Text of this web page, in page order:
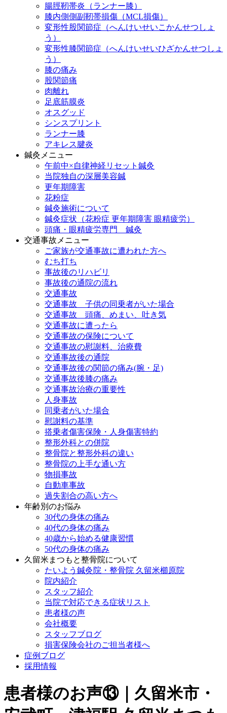
腸脛靭帯炎（ランナー膝）
膝内側側副靭帯損傷（MCL損傷）
変形性股関節症（へんけいせいこかんせつしょ
う）
変形性膝関節症（へんけいせいひざかんせつしょ
う）
膝の痛み
股関節痛
肉離れ
足底筋膜炎
オスグッド
シンスプリント
ランナー膝
アキレス腱炎
鍼灸メニュー
午前中×自律神経リセット鍼灸
当院独自の深層美容鍼
更年期障害
花粉症
鍼灸施術について
鍼灸症状（花粉症 更年期障害 眼精疲労）
頭痛・眼精疲労専門 鍼灸
交通事故メニュー
ご家族が交通事故に遭われた方へ
むち打ち
事故後のリハビリ
事故後の通院の流れ
交通事故
交通事故 子供の同乗者がいた場合
交通事故 頭痛、めまい、吐き気
交通事故に遭ったら
交通事故の保険について
交通事故の慰謝料、治療費
交通事故後の通院
交通事故後の関節の痛み(腕・足)
交通事故後膝の痛み
交通事故治療の重要性
人身事故
同乗者がいた場合
慰謝料の基準
搭乗者傷害保険・人身傷害特約
整形外科との併院
整骨院と整形外科の違い
整骨院の上手な通い方
物損事故
自動車事故
過失割合の高い方へ
年齢別のお悩み
30代の身体の痛み
40代の身体の痛み
40歳から始める健康習慣
50代の身体の痛み
久留米まつもと整骨院について
たいよう鍼灸院・整骨院 久留米櫛原院
院内紹介
スタッフ紹介
当院で対応できる症状リスト
患者様の声
会社概要
スタッフブログ
損害保険会社のご担当者様へ
症例ブログ
採用情報
患者様のお声⑬｜久留米市・